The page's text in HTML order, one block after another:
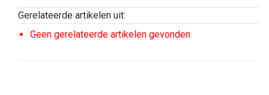
Gerelateerde artikelen uit:
Geen gerelateerde artikelen gevonden